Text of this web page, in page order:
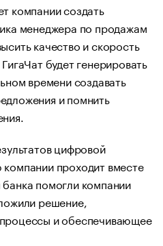
компании создать
менеджера по продажам
качество и скорость
будет генерировать
времени создавать
и помнить
цифровой
проходит вместе
помогли компании
решение,
и обеспечивающее